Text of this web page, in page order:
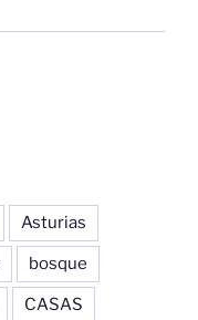
Asturias
bosque
CASAS